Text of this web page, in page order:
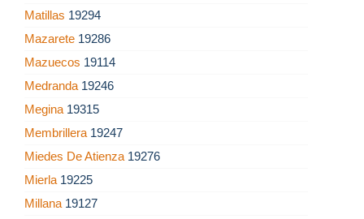
Matillas 19294
Mazarete 19286
Mazuecos 19114
Medranda 19246
Megina 19315
Membrillera 19247
Miedes De Atienza 19276
Mierla 19225
Millana 19127